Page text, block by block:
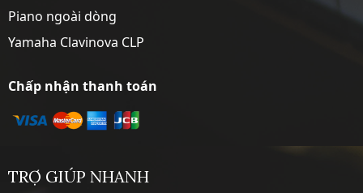
Piano ngoài dòng
Yamaha Clavinova CLP
Chấp nhận thanh toán
TRỢ GIÚP NHANH